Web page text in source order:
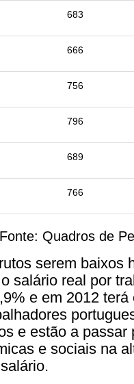
683
666
756
796
689
766
Fonte: Quadros de
serem baixos
salário real por
e em 2012
e estão a passar
e sociais na